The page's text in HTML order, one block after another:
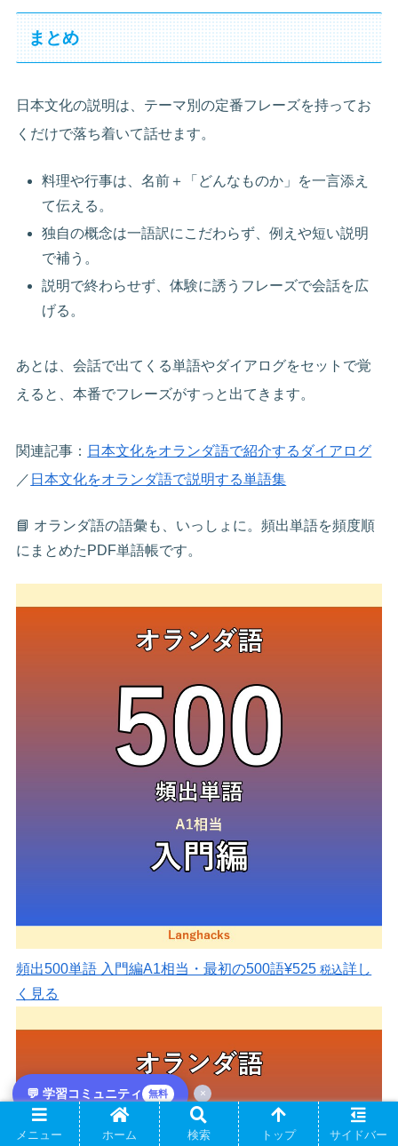
まとめ
日本文化の説明は、テーマ別の定番フレーズを持ってお
くだけで落ち着いて話せます。
料理や行事は、名前＋「どんなものか」を一言添え
て伝える。
独自の概念は一語訳にこだわらず、例えや短い説明
で補う。
説明で終わらせず、体験に誘うフレーズで会話を広
げる。
あとは、会話で出てくる単語やダイアログをセットで覚
えると、本番でフレーズがすっと出てきます。
関連記事： 日本文化をオランダ語で紹介するダイアログ
／ 日本文化をオランダ語で説明する単語集
📘 オランダ語の語彙も、いっしょに。頻出単語を頻度順
にまとめたPDF単語帳です。
頻出500単語 入門編A1相当・最初の500語¥525 税込詳し
く見る
💬 学習コミュニティ 無料 ×
メニュー ホーム 検索 トップ サイドバー